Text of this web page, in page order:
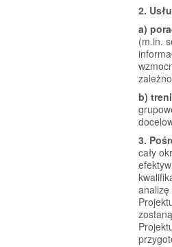
2.
a)
(m.in.
b)
3.
cały
analizę